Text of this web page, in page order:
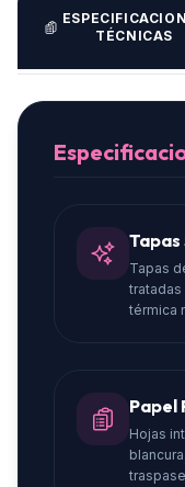
TÉCNICAS
Tapas
Tapas
tratadas
térmica
Papel
Hojas